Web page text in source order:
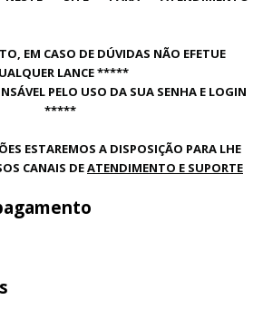
EM CASO DE DÚVIDAS NÃO EFETUE
LANCE *****
PELO USO DA SUA SENHA E LOGIN
*****
ESTAREMOS A DISPOSIÇÃO PARA LHE
CANAIS DEATENDIMENTO E SUPORTE